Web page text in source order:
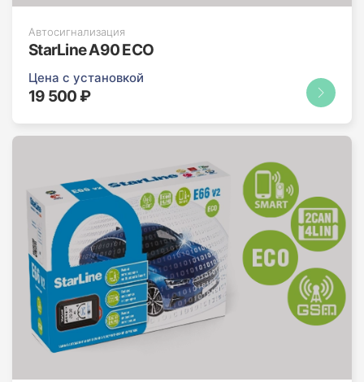
Автосигнализация
StarLine A90 ECO
Цена с установкой
19 500 ₽